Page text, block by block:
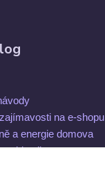
na e-shopu
a energie domova
spiritualita
těla